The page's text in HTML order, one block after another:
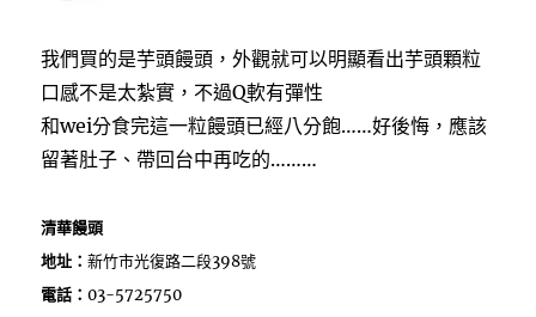
我們買的是芋頭饅頭，外觀就可以明顯看出芋頭顆粒
口感不是太紮實，不過Q軟有彈性
和wei分食完這一粒饅頭已經八分飽……好後悔，應該
留著肚子、帶回台中再吃的………
清華饅頭
地址：新竹市光復路二段398號
電話：03-5725750